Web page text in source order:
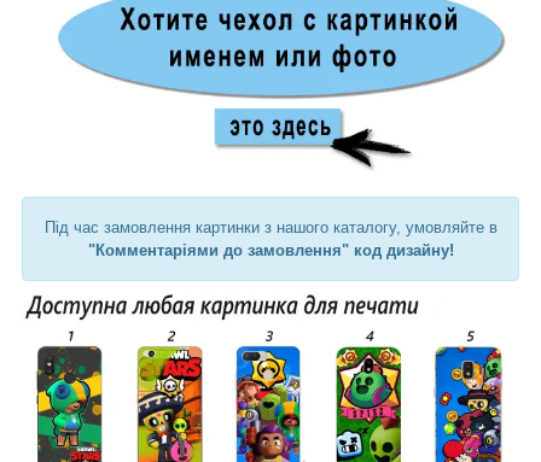
Під час замовлення картинки з нашого каталогу, умовляйте в
"Комментаріями до замовлення" код дизайну!